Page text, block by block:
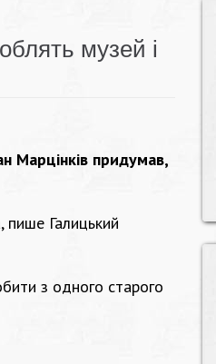
музей і
Марцінків придумав,
пише Галицький
з одного старого